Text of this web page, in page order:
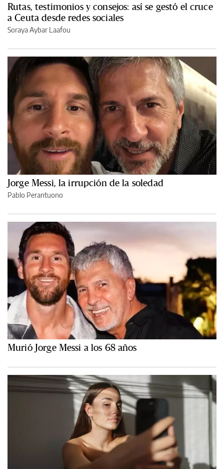
Rutas, testimonios y consejos: así se gestó el cruce
a Ceuta desde redes sociales
Soraya Aybar Laafou
Jorge Messi, la irrupción de la soledad
Pablo Perantuono
Murió Jorge Messi a los 68 años